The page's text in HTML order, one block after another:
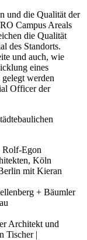
und die Qualität der
Campus Areals
die Qualität
des Standorts.
und auch, wie
eines
werden
Officer der
Rolf-Egon
Köln
mit Kieran
+ Bäumler
Architekt und
Tischer |